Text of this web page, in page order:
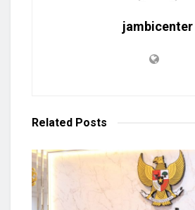
jambicenter
Related Posts